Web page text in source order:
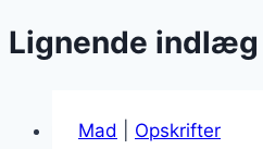
Lignende indlæg
Mad Opskrifter